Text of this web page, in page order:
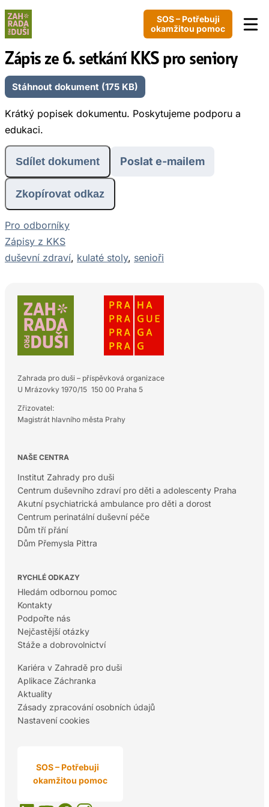
SOS – Potřebuji
okamžitou pomoc
Zápis ze 6. setkání KKS pro seniory
Stáhnout dokument (175 KB)
Krátký popisek dokumentu. Poskytujeme podporu a
edukaci.
Sdílet dokument Poslat e-mailem
Zkopírovat odkaz
Pro odborníky
Zápisy z KKS
duševní zdraví, kulaté stoly, senioři
Zahrada pro duši – příspěvková organizace
U Mrázovky 1970/15 150 00 Praha 5
Zřizovatel:
Magistrát hlavního města Prahy
NAŠE CENTRA
Institut Zahrady pro duši
Centrum duševního zdraví pro děti a adolescenty Praha
Akutní psychiatrická ambulance pro děti a dorost
Centrum perinatální duševní péče
Dům tří přání
Dům Přemysla Pittra
RYCHLÉ ODKAZY
Hledám odbornou pomoc
Kontakty
Podpořte nás
Nejčastější otázky
Stáže a dobrovolnictví
Kariéra v Zahradě pro duši
Aplikace Záchranka
Aktuality
Zásady zpracování osobních údajů
Nastavení cookies
SOS – Potřebuji
okamžitou pomoc